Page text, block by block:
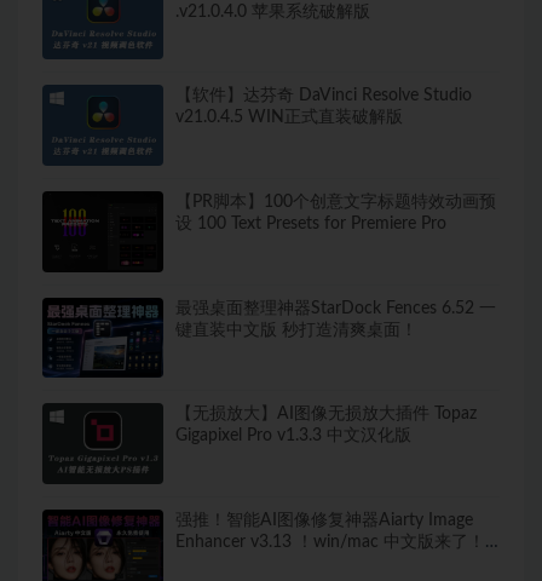
.v21.0.4.0 苹果系统破解版
【软件】达芬奇 DaVinci Resolve Studio
v21.0.4.5 WIN正式直装破解版
【PR脚本】100个创意文字标题特效动画预
设 100 Text Presets for Premiere Pro
最强桌面整理神器StarDock Fences 6.52 一
键直装中文版 秒打造清爽桌面！
【无损放大】AI图像无损放大插件 Topaz
Gigapixel Pro v1.3.3 中文汉化版
强推！智能AI图像修复神器Aiarty Image
Enhancer v3.13 ！win/mac 中文版来了！